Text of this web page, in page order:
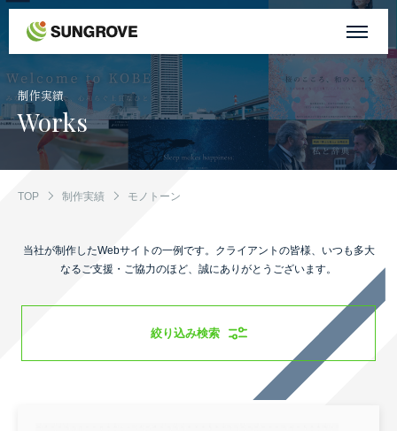
制作実績
Works
TOP 制作実績 モノトーン
当社が制作したWebサイトの一例です。
クライアントの皆様、いつも多大
なるご支援・ご協力のほど、誠にありがとうございます。
絞り込み検索
サングローブについて
事業内容
制作実績
お客様の声